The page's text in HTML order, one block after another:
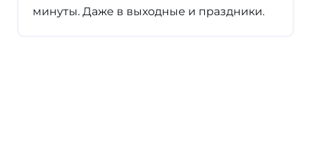
минуты. Даже в выходные и праздники.